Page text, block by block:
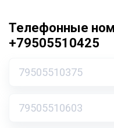
Телефонные
+79505510425
79505510375
79505510603